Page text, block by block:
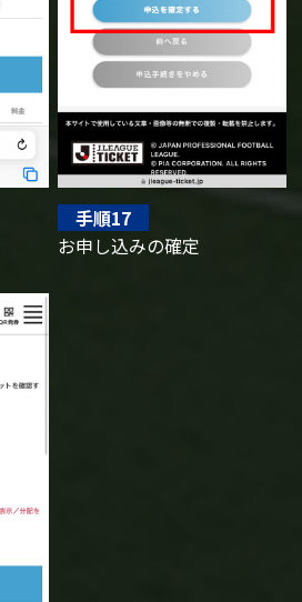
手順17
お申し込みの確定